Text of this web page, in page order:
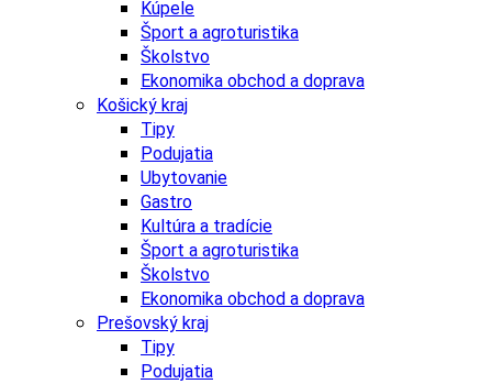
Kúpele
Šport a agroturistika
Školstvo
Ekonomika obchod a doprava
Košický kraj
Tipy
Podujatia
Ubytovanie
Gastro
Kultúra a tradície
Šport a agroturistika
Školstvo
Ekonomika obchod a doprava
Prešovský kraj
Tipy
Podujatia